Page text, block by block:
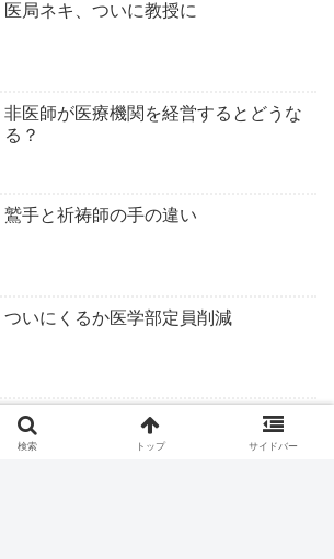
医局ネキ、ついに教授に
非医師が医療機関を経営するとどうな
る？
鷲手と祈祷師の手の違い
ついにくるか医学部定員削減
ピロリ除菌後の皮疹
検索 トップ サイドバー